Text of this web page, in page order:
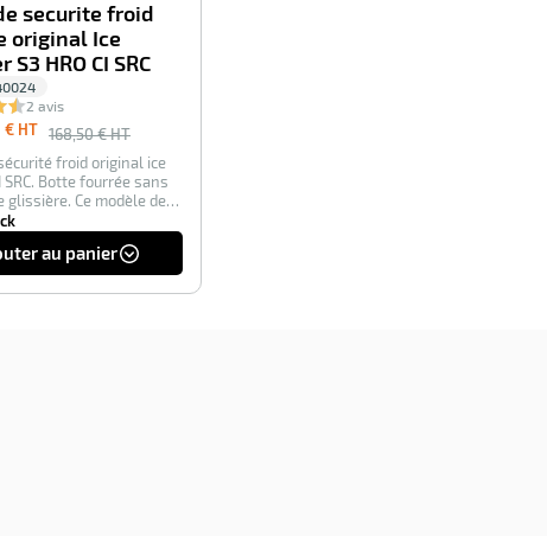
securite froid
original Ice
S3 HRO CI SRC
2 avis
€ HT 168,50 € HT
froid original ice
SRC. Botte fourrée sans
glissière. Ce modèle de…
au panier